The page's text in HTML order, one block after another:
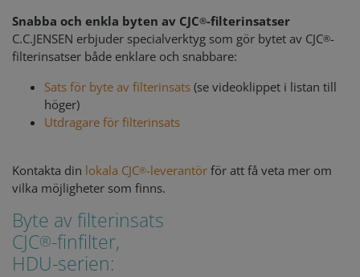
Snabba och enkla byten av CJC®-filterinsatser
C.C.JENSEN erbjuder specialverktyg som gör bytet av CJC®-
filterinsatser både enklare och snabbare:
Sats för byte av filterinsats (se videoklippet i listan till
höger)
Utdragare för filterinsats
Kontakta din lokala CJC®-leverantör för att få veta mer om
vilka möjligheter som finns.
Byte av filterinsats
CJC®-finfilter,
HDU-serien: